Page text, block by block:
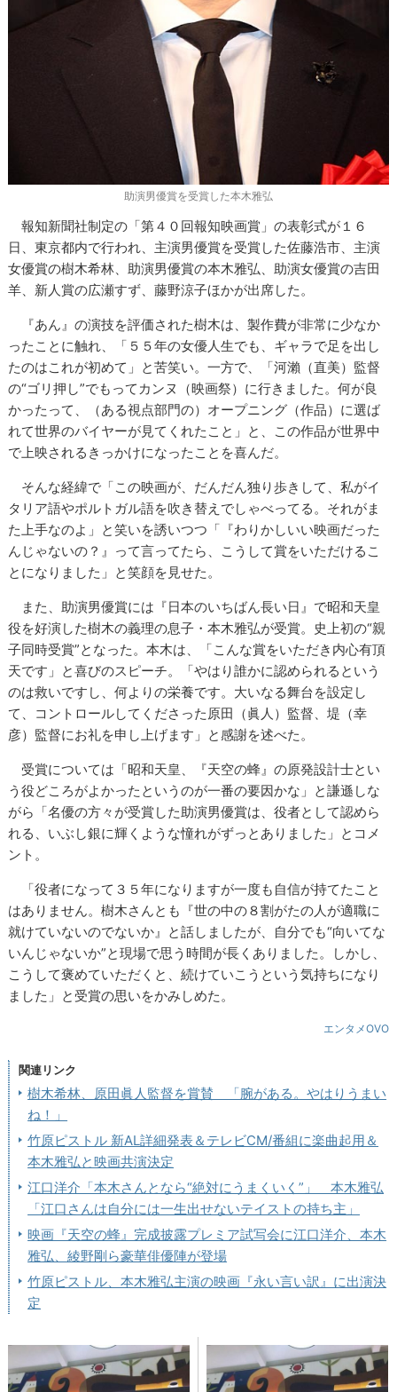
助演男優賞を受賞した本木雅弘
報知新聞社制定の「第４０回報知映画賞」の表彰式が１６
日、東京都内で行われ、主演男優賞を受賞した佐藤浩市、主演
女優賞の樹木希林、助演男優賞の本木雅弘、助演女優賞の吉田
羊、新人賞の広瀬すず、藤野涼子ほかが出席した。
『あん』の演技を評価された樹木は、製作費が非常に少なか
ったことに触れ、「５５年の女優人生でも、ギャラで足を出し
たのはこれが初めて」と苦笑い。一方で、「河瀨（直美）監督
の“ゴリ押し”でもってカンヌ（映画祭）に行きました。何が良
かったって、（ある視点部門の）オープニング（作品）に選ば
れて世界のバイヤーが見てくれたこと」と、この作品が世界中
で上映されるきっかけになったことを喜んだ。
そんな経緯で「この映画が、だんだん独り歩きして、私がイ
タリア語やポルトガル語を吹き替えでしゃべってる。それがま
た上手なのよ」と笑いを誘いつつ「『わりかしいい映画だった
んじゃないの？』って言ってたら、こうして賞をいただけるこ
とになりました」と笑顔を見せた。
また、助演男優賞には『日本のいちばん長い日』で昭和天皇
役を好演した樹木の義理の息子・本木雅弘が受賞。史上初の“親
子同時受賞”となった。本木は、「こんな賞をいただき内心有頂
天です」と喜びのスピーチ。「やはり誰かに認められるという
のは救いですし、何よりの栄養です。大いなる舞台を設定し
て、コントロールしてくださった原田（眞人）監督、堤（幸
彦）監督にお礼を申し上げます」と感謝を述べた。
受賞については「昭和天皇、『天空の蜂』の原発設計士とい
う役どころがよかったというのが一番の要因かな」と謙遜しな
がら「名優の方々が受賞した助演男優賞は、役者として認めら
れる、いぶし銀に輝くような憧れがずっとありました」とコメ
ント。
「役者になって３５年になりますが一度も自信が持てたこと
はありません。樹木さんとも『世の中の８割がたの人が適職に
就けていないのでないか』と話しましたが、自分でも“向いてな
いんじゃないか”と現場で思う時間が長くありました。しかし、
こうして褒めていただくと、続けていこうという気持ちになり
ました」と受賞の思いをかみしめた。
エンタメOVO
関連リンク
樹木希林、原田眞人監督を賞賛 「腕がある。やはりうまい
ね！」
竹原ピストル 新AL詳細発表＆テレビCM/番組に楽曲起用＆
本木雅弘と映画共演決定
江口洋介「本木さんとなら“絶対にうまくいく”」 本木雅弘
「江口さんは自分には一生出せないテイストの持ち主」
映画『天空の蜂』完成披露プレミア試写会に江口洋介、本木
雅弘、綾野剛ら豪華俳優陣が登場
竹原ピストル、本木雅弘主演の映画『永い言い訳』に出演決
定